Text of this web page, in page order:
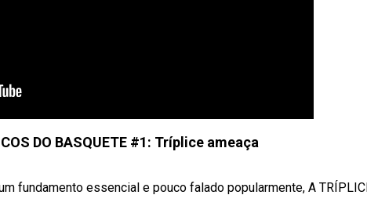
DO BASQUETE #1: Tríplice ameaça
fundamento essencial e pouco falado popularmente, A